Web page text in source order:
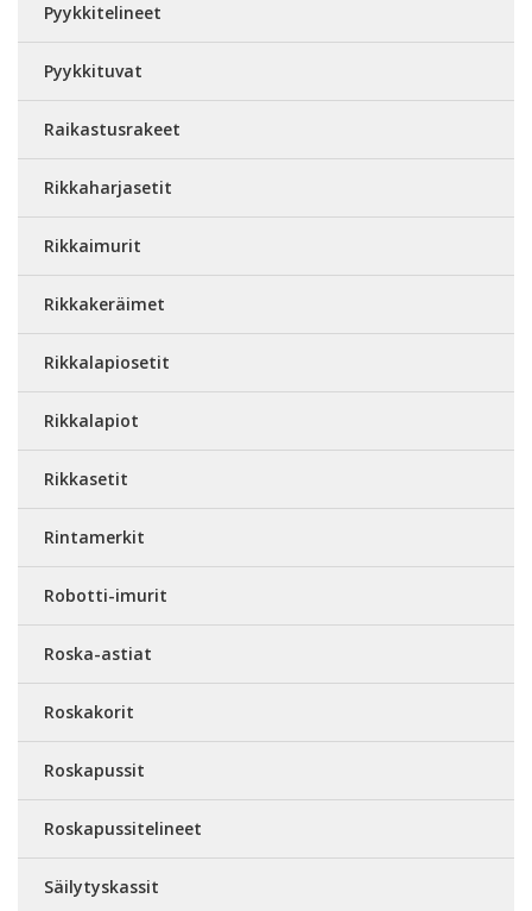
Pyykkitelineet
Pyykkituvat
Raikastusrakeet
Rikkaharjasetit
Rikkaimurit
Rikkakeräimet
Rikkalapiosetit
Rikkalapiot
Rikkasetit
Rintamerkit
Robotti-imurit
Roska-astiat
Roskakorit
Roskapussit
Roskapussitelineet
Säilytyskassit